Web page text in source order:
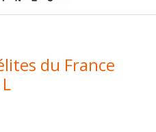
du France